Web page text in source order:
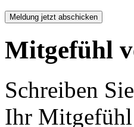
Mitgefühl
Schreiben
Ihr Mitgefühl